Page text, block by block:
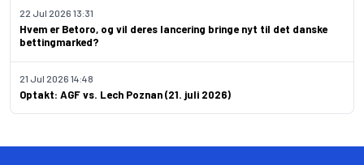
Hvem er Betoro, og vil deres lancering bringe nyt til det danske
bettingmarked?
22 Jul 2026 13:31
Optakt: AGF vs. Lech Poznan (21. juli 2026)
21 Jul 2026 14:48